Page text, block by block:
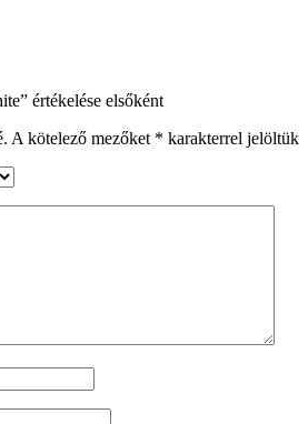
értékelése elsőként
A kötelező mezőket * karakterrel jelöltük